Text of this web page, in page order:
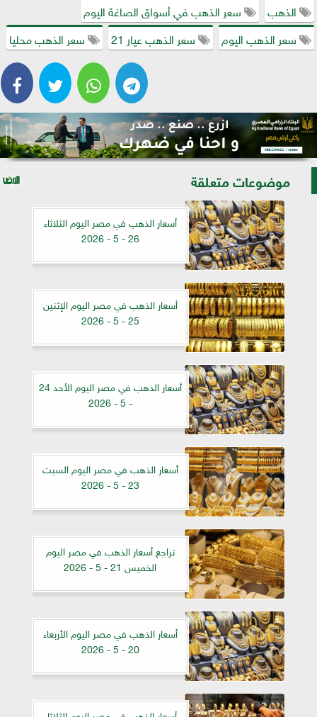
الذهب
سعر الذهب في أسواق الصاغة اليوم
سعر الذهب اليوم
سعر الذهب عيار 21 سعر الذهب محليا
موضوعات متعلقة
أسعار الذهب في مصر اليوم الثلاثاء
26 - 5 - 2026
أسعار الذهب في مصر اليوم الإثنين
25 - 5 - 2026
أسعار الذهب في مصر اليوم الأحد 24
- 5 - 2026
أسعار الذهب في مصر اليوم السبت
23 - 5 - 2026
تراجع أسعار الذهب في مصر اليوم
الخميس 21 - 5 - 2026
أسعار الذهب في مصر اليوم الأربعاء
20 - 5 - 2026